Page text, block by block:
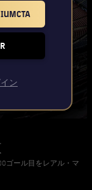
ン
ゴール目をレアル・マ